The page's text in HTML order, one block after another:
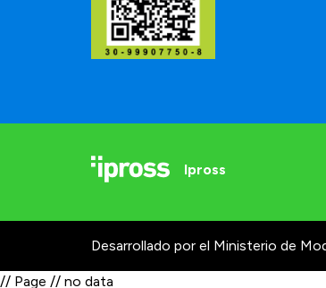
Ipross
Desarrollado por el Ministerio de
// Page // no data